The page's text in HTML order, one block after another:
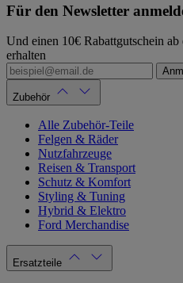
Für den Newsletter
Und einen 10€ Rabattgutschein
erhalten
Zubehör
Alle Zubehör-Teile
Felgen & Räder
Nutzfahrzeuge
Reisen & Transport
Schutz & Komfort
Styling & Tuning
Hybrid & Elektro
Ford Merchandise
Ersatzteile